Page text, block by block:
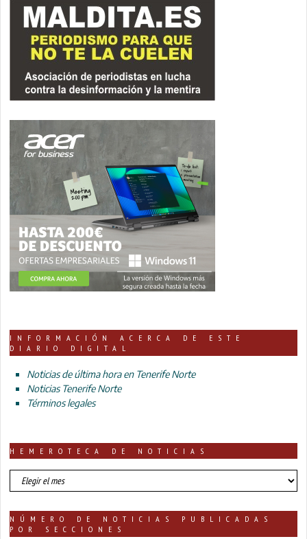
INFORMACIÓN ACERCA DE ESTE
DIARIO DIGITAL
Noticias de última hora en Tenerife Norte
Noticias Tenerife Norte
Términos legales
HEMEROTECA DE NOTICIAS
HEMEROTECA
DE
NÚMERO DE NOTICIAS PUBLICADAS
POR SECCIONES